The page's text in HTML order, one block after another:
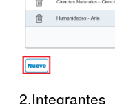
2.Integrantes